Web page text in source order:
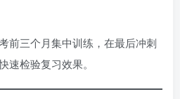
前三个月集中训练，在最后冲刺
速检验复习效果。